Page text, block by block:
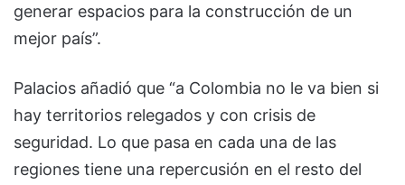
generar espacios para la construcción de un
mejor país”.
Palacios añadió que “a Colombia no le va bien si
hay territorios relegados y con crisis de
seguridad. Lo que pasa en cada una de las
regiones tiene una repercusión en el resto del